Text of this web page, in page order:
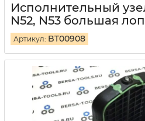
Исполнительный
N52, N53 большая
Артикул: BT00908